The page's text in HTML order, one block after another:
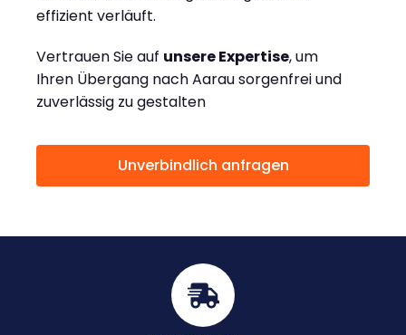
effizient verläuft.
Vertrauen Sie auf unsere Expertise, um
Ihren Übergang nach Aarau sorgenfrei und
zuverlässig zu gestalten
Unverbindlich anfragen